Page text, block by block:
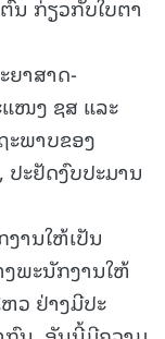
ກ່ຽວກັບໃບຕາ
ຍາສາດ-
ແໜງ ຊສ ແລະ
ພາບຂອງ
ະຢັດງົບປະມານ
ານໃຫ້ເປັນ
ພະນັກງານໃຫ້
ວ ຢ່າງມີປະ